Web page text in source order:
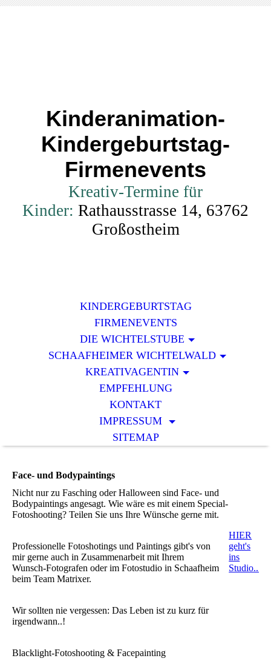
Kinderanimation-
Kindergeburtstag-
Firmenevents
Kreativ-Termine für
Kinder: Rathausstrasse 14, 63762
Großostheim
KINDERGEBURTSTAG
FIRMENEVENTS
DIE WICHTELSTUBE
SCHAAFHEIMER WICHTELWALD
KREATIVAGENTIN
EMPFEHLUNG
KONTAKT
IMPRESSUM
SITEMAP
Face- und Bodypaintings
Nicht nur zu Fasching oder Halloween sind Face- und
Bodypaintings angesagt. Wie wäre es mit einem Special-
Fotoshooting? Teilen Sie uns Ihre Wünsche gerne mit.
HIER
geht's
ins
Studio...
Professionelle Fotoshotings und Paintings gibt's von
mir gerne auch in Zusammenarbeit mit Ihrem
Wunsch-Fotografen oder im Fotostudio in Schaafheim
beim Team Matrixer.
Wir sollten nie vergessen: Das Leben ist zu kurz für
irgendwann..!
Blacklight-Fotoshooting & Facepainting